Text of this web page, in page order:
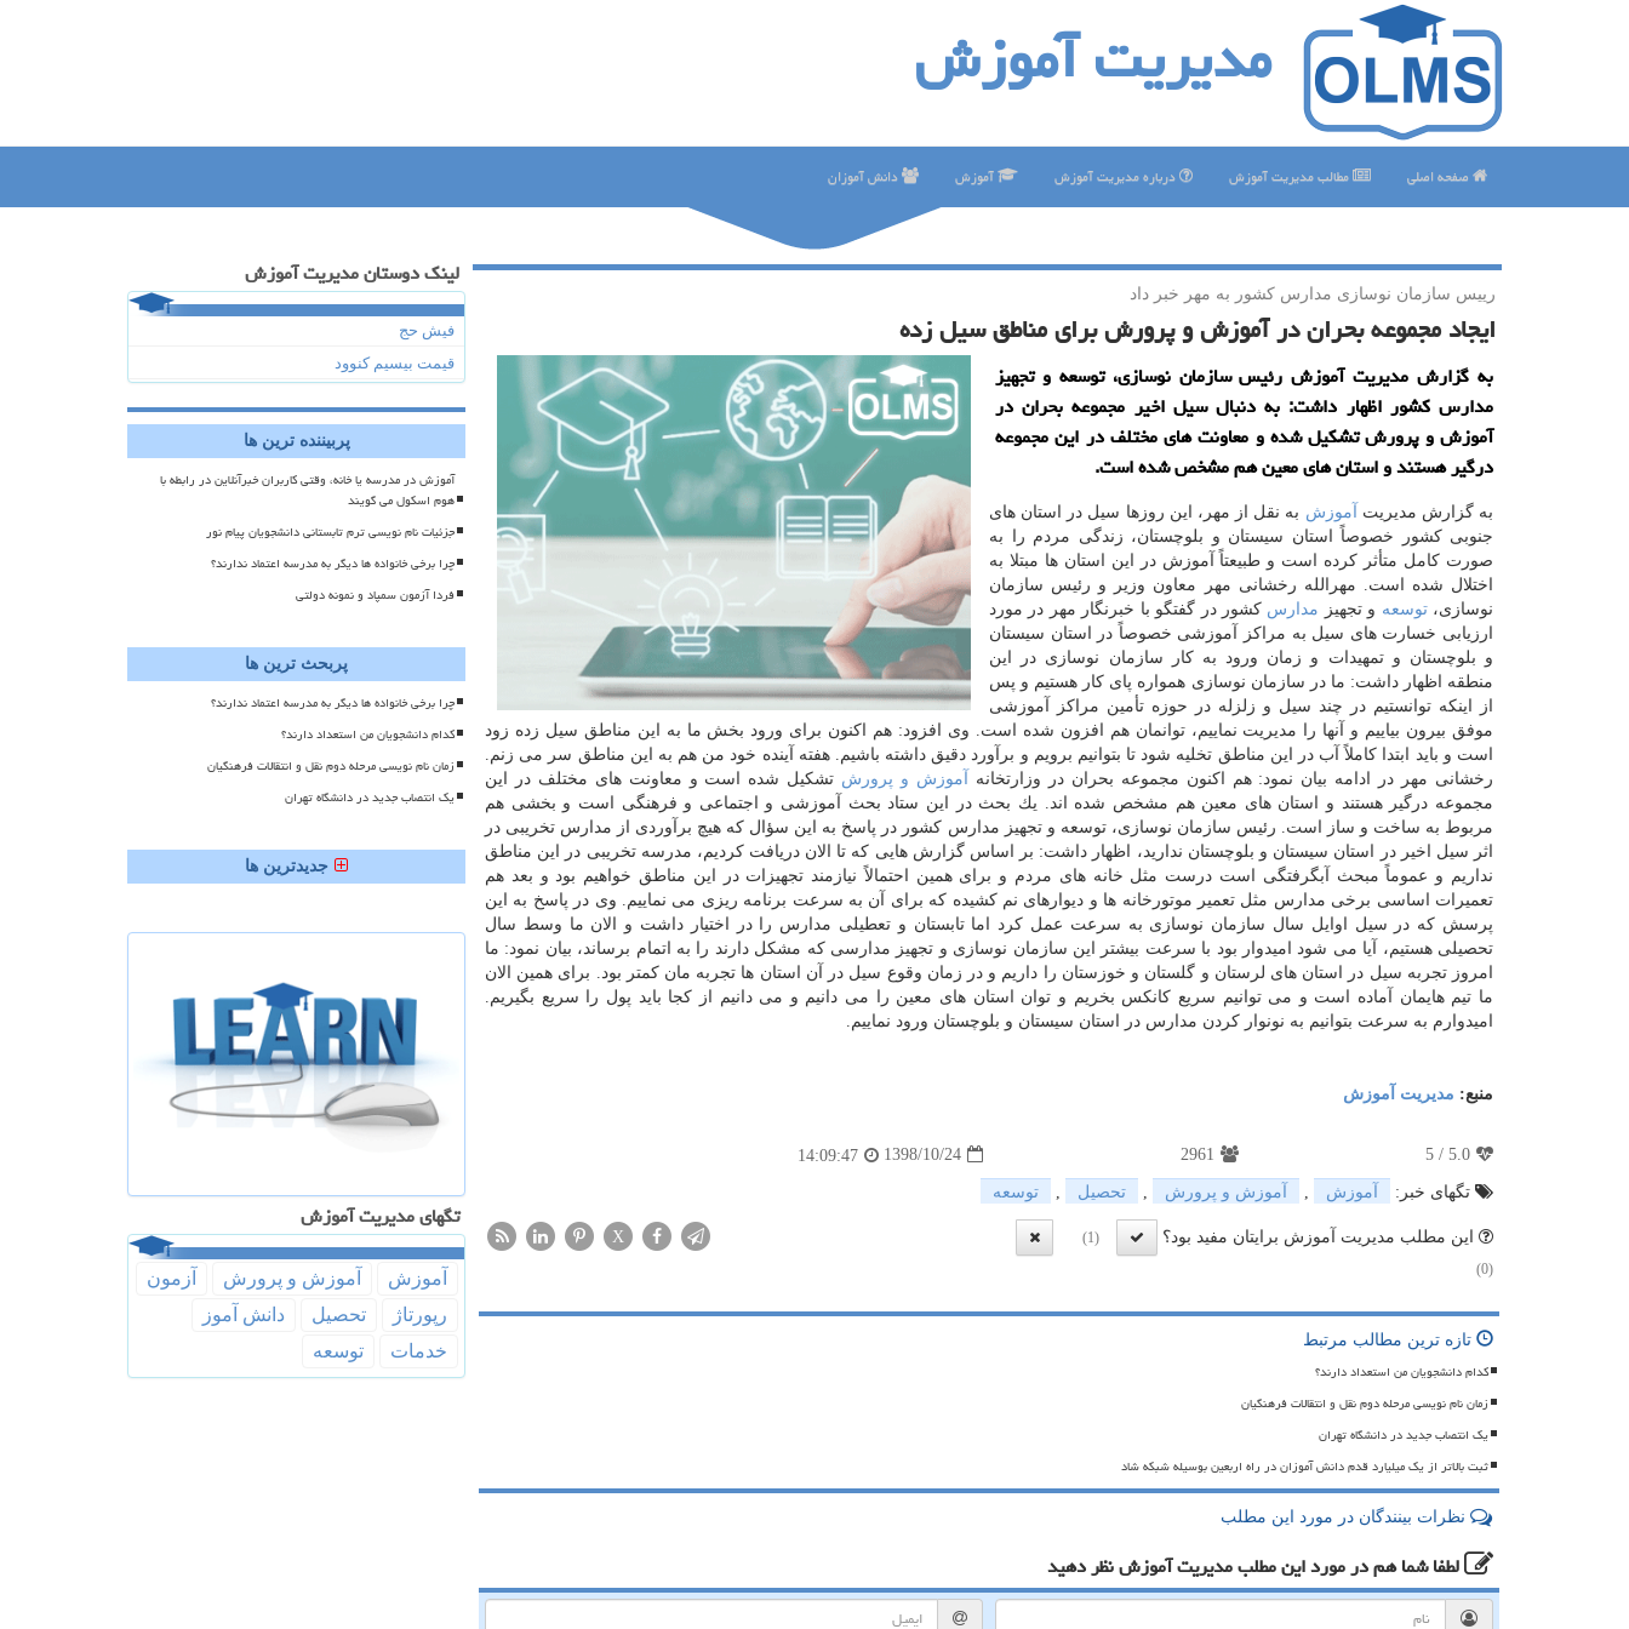
مدیریت آموزش
صفحه اصلی مطالب مدیریت آموزش درباره مدیریت آموزش آموزش دانش آموزان
رییس سازمان نوسازی مدارس كشور به مهر خبر داد
ایجاد مجموعه بحران در آموزش و پرورش برای مناطق سیل زده
به گزارش مدیریت آموزش رئیس سازمان نوسازی، توسعه و تجهیز
مدارس كشور اظهار داشت: به دنبال سیل اخیر مجموعه بحران در
آموزش و پرورش تشكیل شده و معاونت های مختلف در این مجموعه
درگیر هستند و استان های معین هم مشخص شده است.
به گزارش مدیریت آموزش به نقل از مهر، این روزها سیل در استان های
جنوبی كشور خصوصاً استان سیستان و بلوچستان، زندگی مردم را به
صورت كامل متأثر كرده است و طبیعتاً آموزش در این استان ها مبتلا به
اختلال شده است. مهرالله رخشانی مهر معاون وزیر و رئیس سازمان
نوسازی،توسعه و تجهیز مدارس كشور در گفتگو با خبرنگار مهر در مورد
ارزیابی خسارت های سیل به مراكز آموزشی خصوصاً در استان سیستان
و بلوچستان و تمهیدات و زمان ورود به كار سازمان نوسازی در این
منطقه اظهار داشت: ما در سازمان نوسازی همواره پای كار هستیم و پس
از اینكه توانستیم در چند سیل و زلزله در حوزه تأمین مراكز آموزشی
موفق بیرون بیاییم و آنها را مدیریت نماییم، توانمان هم افزون شده است. وی افزود: هم اكنون برای ورود بخش ما به این مناطق سیل زده زود
است و باید ابتدا كاملاً آب در این مناطق تخلیه شود تا بتوانیم برویم و برآورد دقیق داشته باشیم. هفته آینده خود من هم به این مناطق سر می زنم.
رخشانی مهر در ادامه بیان نمود: هم اكنون مجموعه بحران در وزارتخانه
آموزش و پرورش تشكیل شده است و معاونت های مختلف در این
مجموعه درگیر هستند و استان های معین هم مشخص شده اند. یك بحث در این ستاد بحث آموزشی و اجتماعی و فرهنگی است و بخشی هم
مربوط به ساخت و ساز است. رئیس سازمان نوسازی، توسعه و تجهیز مدارس كشور در پاسخ به این سؤال كه هیچ برآوردی از مدارس تخریبی در
اثر سیل اخیر در استان سیستان و بلوچستان ندارید، اظهار داشت: بر اساس گزارش هایی كه تا الان دریافت كردیم، مدرسه تخریبی در این مناطق
نداریم و عموماً مبحث آبگرفتگی است درست مثل خانه های مردم و برای همین احتمالاً نیازمند تجهیزات در این مناطق خواهیم بود و بعد هم
تعمیرات اساسی برخی مدارس مثل تعمیر موتورخانه ها و دیوارهای نم كشیده كه برای آن به سرعت برنامه ریزی می نماییم. وی در پاسخ به این
پرسش كه در سیل اوایل سال سازمان نوسازی به سرعت عمل كرد اما تابستان و تعطیلی مدارس را در اختیار داشت و الان ما وسط سال
تحصیلی هستیم، آیا می شود امیدوار بود با سرعت بیشتر این سازمان نوسازی و تجهیز مدارسی كه مشكل دارند را به اتمام برساند، بیان نمود: ما
امروز تجربه سیل در استان های لرستان و گلستان و خوزستان را داریم و در زمان وقوع سیل در آن استان ها تجربه مان كمتر بود. برای همین الان
ما تیم هایمان آماده است و می توانیم سریع كانكس بخریم و توان استان های معین را می دانیم و می دانیم از كجا باید پول را سریع بگیریم.
امیدوارم به سرعت بتوانیم به نونوار كردن مدارس در استان سیستان و بلوچستان ورود نماییم.
منبع: مدیریت آموزش
5.0
/
5
2961
1398/10/24
14:09:47
تگهای خبر:
آموزش آموزش و پرورش تحصیل توسعه
این مطلب مدیریت آموزش برایتان مفید بود؟
(1)
(0)
X
تازه ترین مطالب مرتبط
کدام دانشجویان من استعداد دارند؟
زمان نام نویسی مرحله دوم نقل و انتقالات فرهنگیان
یک انتصاب جدید در دانشگاه تهران
ثبت بالاتر از یک میلیارد قدم دانش آموزان در راه اربعین بوسیله شبکه شاد
نظرات بینندگان در مورد این مطلب
لطفا شما همدر مورد این مطلب مدیریت آموزشنظر دهید
لینک دوستان مدیریت آموزش
فیش حج
قیمت بیسیم کنوود
پربیننده ترین ها
آموزش در مدرسه یا خانه، وقتی کاربران خبرآنلاین در رابطه با
هوم اسکول می گویند
جزئیات نام نویسی ترم تابستانی دانشجویان پیام نور
چرا برخی خانواده ها دیگر به مدرسه اعتماد ندارند؟
فردا آزمون سمپاد و نمونه دولتی
پربحث ترین ها
چرا برخی خانواده ها دیگر به مدرسه اعتماد ندارند؟
کدام دانشجویان من استعداد دارند؟
زمان نام نویسی مرحله دوم نقل و انتقالات فرهنگیان
یک انتصاب جدید در دانشگاه تهران
جدیدترین ها
تگهای مدیریت آموزش
آموزش آموزش و پرورش
آزمون
رپورتاژ
تحصیل
دانش آموز
خدمات
توسعه